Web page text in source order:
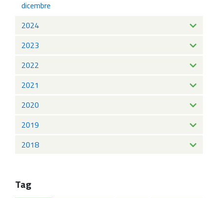
dicembre
2024
2023
2022
2021
2020
2019
2018
Tag